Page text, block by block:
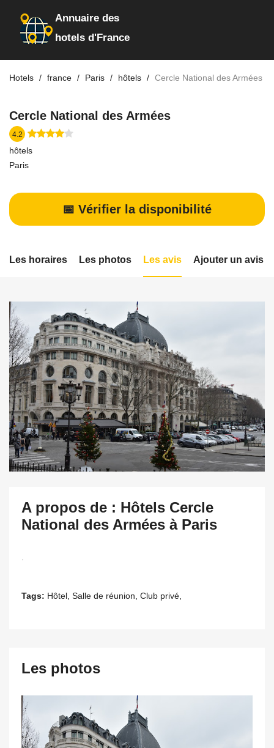
Annuaire des
hotels d'France
Hotels france Paris hôtels Cercle National des Armées
Cercle National des Armées
4.2
hôtels
Paris
📅 Vérifier la disponibilité
Les horaires Les photos Les avis Ajouter un avis
A propos de : Hôtels Cercle
National des Armées à Paris
.
Tags: Hôtel, Salle de réunion, Club privé,
Les photos